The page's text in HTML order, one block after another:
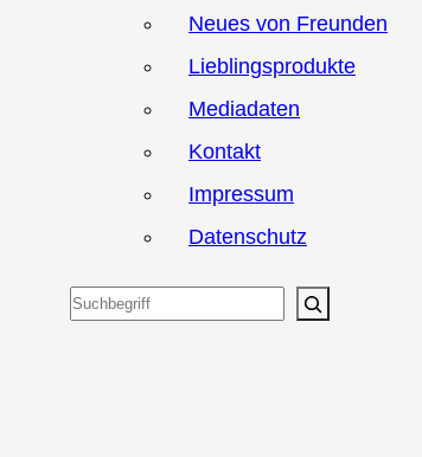
Neues von Freunden
Lieblingsprodukte
Mediadaten
Kontakt
Impressum
Datenschutz
Suchen